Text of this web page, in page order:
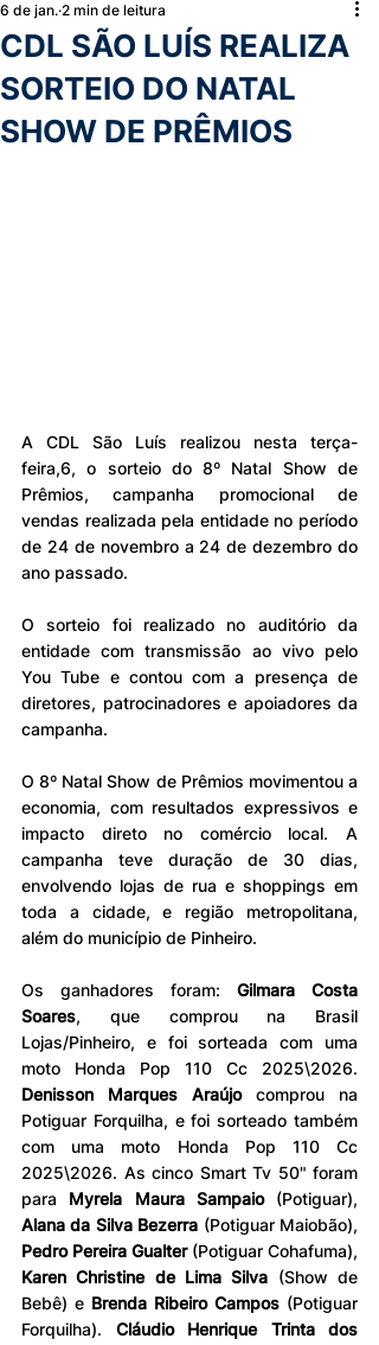
CDL SÃO LUÍS REALIZA
SORTEIO DO NATAL
SHOW DE PRÊMIOS
6 de jan. 2 min de leitura
A CDL São Luís realizou nesta terça-
feira,6, o sorteio do 8º Natal Show de
Prêmios, campanha promocional de
vendas realizada pela entidade no período
de 24 de novembro a 24 de dezembro do
ano passado.
O sorteio foi realizado no auditório da
entidade com transmissão ao vivo pelo
You Tube e contou com a presença de
diretores, patrocinadores e apoiadores da
campanha.
O 8º Natal Show de Prêmios movimentou a
economia, com resultados expressivos e
impacto direto no comércio local. A
campanha teve duração de 30 dias,
envolvendo lojas de rua e shoppings em
toda a cidade, e região metropolitana,
além do município de Pinheiro.
Os ganhadores foram: Gilmara Costa
Soares, que comprou na Brasil
Lojas/Pinheiro, e foi sorteada com uma
Denisson Marques Araújo comprou na
Potiguar Forquilha, e foi sorteado também
com uma moto Honda Pop 110 Cc
2025\2026. As cinco Smart Tv 50" foram
para Myrela Maura Sampaio
Alana da Silva Bezerra
Pedro Pereira Gualter
Karen Christine de Lima Silva (Show de
Bebê) e Brenda Ribeiro Campos (Potiguar
Forquilha). Cláudio Henrique Trinta dos